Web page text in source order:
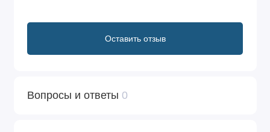
Оставить отзыв
Вопросы и ответы 0